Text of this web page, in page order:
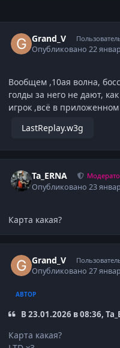
Grand_V
Опубликовано22
Вообщем ,10ая волна,
голды за него не дают,
игрок ,всё в
LastReplay.w3g
Ta_ERNA
Опубликовано23
Карта какая?
Grand_V
Опубликовано27
АВТОР
В 23.01.2026 в 08:36,
Карта какая?